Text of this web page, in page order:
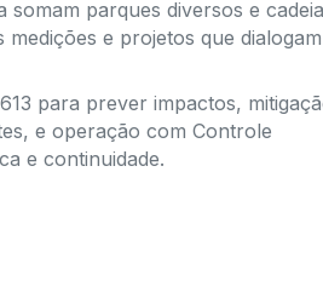
e projetos que dialogam
para prever impactos, mitigação
e operação com Controle
e continuidade.